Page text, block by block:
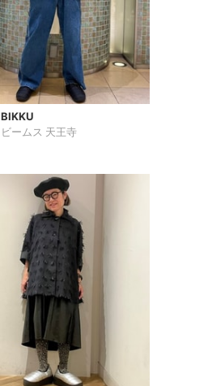
BIKKU
ビームス 天王寺